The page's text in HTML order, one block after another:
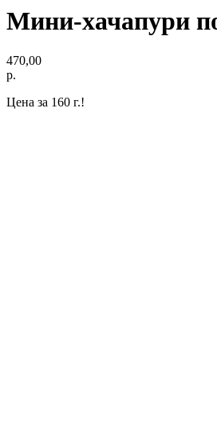
Мини-хачапури
470,00
р.
Цена за 160 г.!